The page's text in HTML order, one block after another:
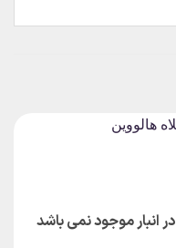
در انبار موجود نمی باشد